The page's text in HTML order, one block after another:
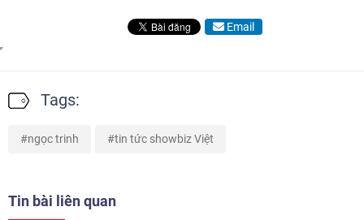
Email
Tags:
ngọc trinh tin tức showbiz Việt
Tin bài liên quan